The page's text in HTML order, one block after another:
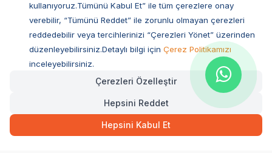
Müşteri Hizmetleri
Sıkça Sorulan Sorular
Ovacık Mah. Hacıoğlu Sok. No:13 Başiskele / KOCAELİ
Müşteri Destek Hattı
kullanıyoruz.Tümünü Kabul Et” ile tüm çerezlere onay
verebilir, “Tümünü Reddet” ile zorunlu olmayan çerezleri
reddedebilir veya tercihlerinizi “Çerezleri Yönet” üzerinden
düzenleyebilirsiniz.Detaylı bilgi için Çerez Politikamızı
inceleyebilirsiniz.
Çerezleri Özelleştir
Hepsini Reddet
Hepsini Kabul Et